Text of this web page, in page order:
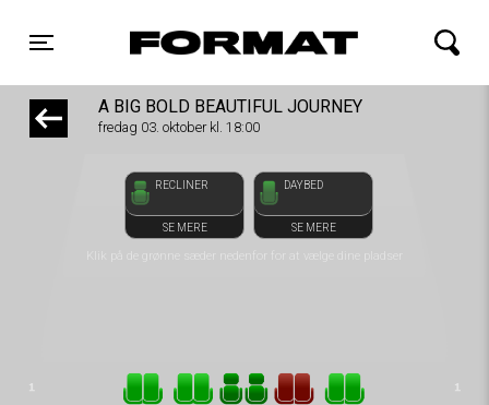
Toggle navigation
FORMAT Biograf
A BIG BOLD BEAUTIFUL JOURNEY
fredag 03. oktober kl. 18:00
RECLINER
SE MERE
DAYBED
SE MERE
Klik på de grønne sæder nedenfor for at vælge dine pladser
1step-front02 121736